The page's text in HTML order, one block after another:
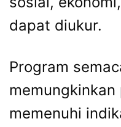
dapat diukur.
Program
memungkinkan
memenuhi